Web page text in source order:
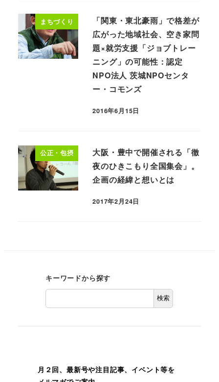
まちづくり
「関東・東北豪雨」で格差が
広がった地域社会、空き家問
題×就労支援「ジョブトレー
ニング」の可能性：認定
NPO法人 茨城NPOセンタ
ー・コモンズ
2016年6月15日
公正・包摂
大阪・豊中で開催される「徹
夜のひきこもり全国集会」。
企画の経緯と想いとは
2017年2月24日
キーワードから探す
検索
月２回、最新号や注目記事、イベント等を